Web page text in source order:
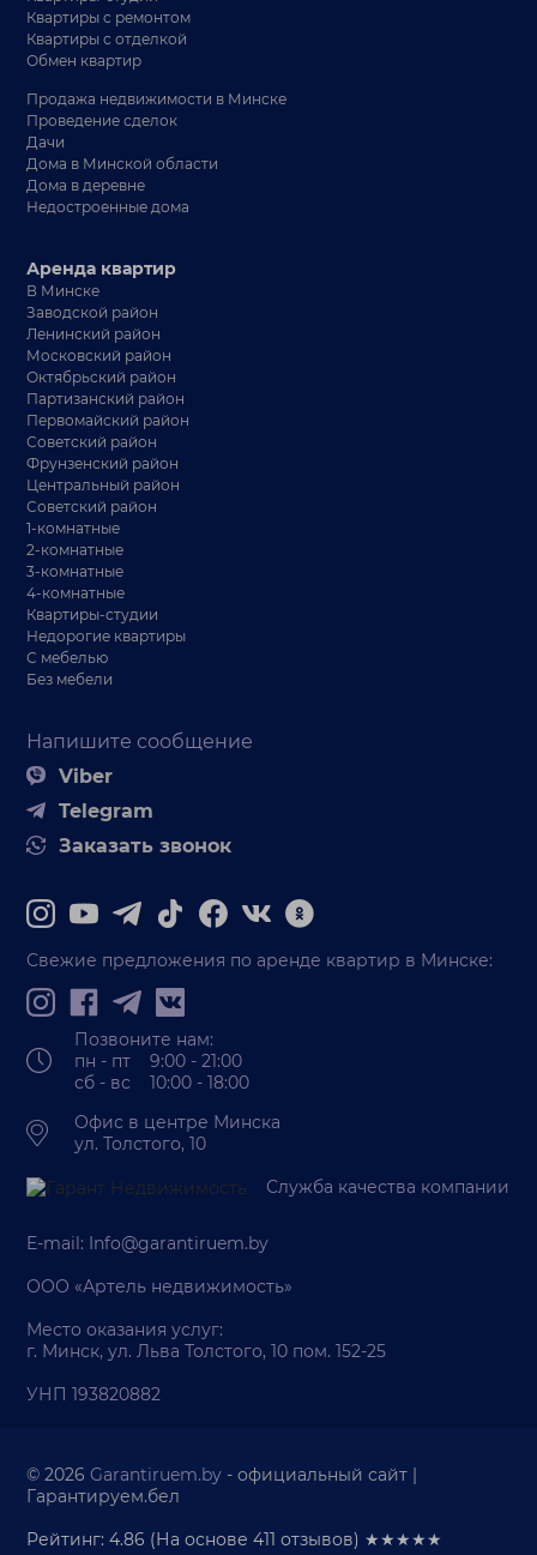
Квартиры с ремонтом
Квартиры с отделкой
Обмен квартир
Продажа недвижимости в Минске
Проведение сделок
Дачи
Дома в Минской области
Дома в деревне
Недостроенные дома
Напишите сообщение
Viber
Telegram
Заказать звонок
Аренда квартир
В Минске
Заводской район
Ленинский район
Московский район
Октябрьский район
Партизанский район
Первомайский район
Советский район
Фрунзенский район
Центральный район
Советский район
1-комнатные
2-комнатные
3-комнатные
4-комнатные
Квартиры-студии
Недорогие квартиры
С мебелью
Без мебели
Свежие предложения по аренде квартир в Минске:
Позвоните нам:
пн - пт 9:00 - 21:00
сб - вс 10:00 - 18:00
Офис в центре Минска
ул. Толстого, 10
Служба качества компании
E-mail: Info@garantiruem.by
ООО «Артель недвижимость»
Место оказания услуг:
г. Минск, ул. Льва Толстого, 10 пом. 152-25
УНП 193820882
© 2026Garantiruem.by - официальный сайт |
Гарантируем.бел
Рейтинг: 4.86 (На основе411 отзывов) ★★★★★